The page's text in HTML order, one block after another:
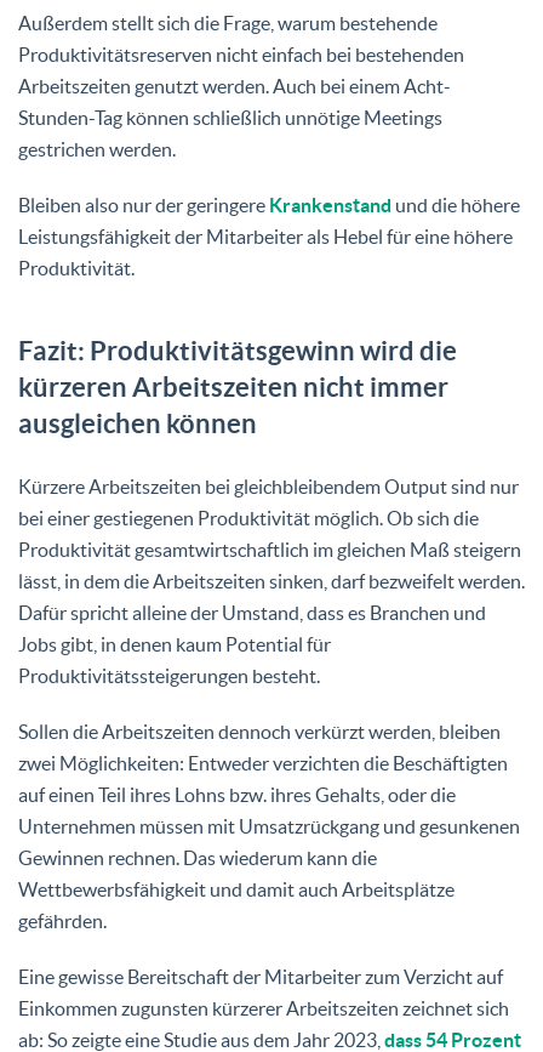
Außerdem stellt sich die Frage, warum bestehende
Produktivitätsreserven nicht einfach bei bestehenden
Arbeitszeiten genutzt werden. Auch bei einem Acht-
Stunden-Tag können schließlich unnötige Meetings
gestrichen werden.
Bleiben also nur der geringere Krankenstand und die höhere
Leistungsfähigkeit der Mitarbeiter als Hebel für eine höhere
Produktivität.
Fazit: Produktivitätsgewinn wird die
kürzeren Arbeitszeiten nicht immer
ausgleichen können
Kürzere Arbeitszeiten bei gleichbleibendem Output sind nur
bei einer gestiegenen Produktivität möglich. Ob sich die
Produktivität gesamtwirtschaftlich im gleichen Maß steigern
lässt, in dem die Arbeitszeiten sinken, darf bezweifelt werden.
Dafür spricht alleine der Umstand, dass es Branchen und
Jobs gibt, in denen kaum Potential für
Produktivitätssteigerungen besteht.
Sollen die Arbeitszeiten dennoch verkürzt werden, bleiben
zwei Möglichkeiten: Entweder verzichten die Beschäftigten
auf einen Teil ihres Lohns bzw. ihres Gehalts, oder die
Unternehmen müssen mit Umsatzrückgang und gesunkenen
Gewinnen rechnen. Das wiederum kann die
Wettbewerbsfähigkeit und damit auch Arbeitsplätze
gefährden.
Eine gewisse Bereitschaft der Mitarbeiter zum Verzicht auf
Einkommen zugunsten kürzerer Arbeitszeiten zeichnet sich
ab: So zeigte eine Studie aus dem Jahr 2023, dass 54 Prozent